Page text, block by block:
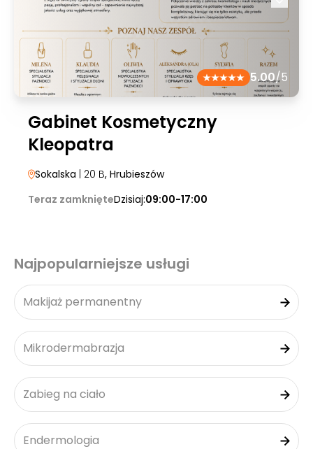
5.00/5
Gabinet Kosmetyczny
Kleopatra
Sokalska | 20 B, Hrubieszów
Teraz zamknięteDzisiaj:09:00-17:00
Najpopularniejsze usługi
Makijaż permanentny
Mikrodermabrazja
Zabieg na ciało
Endermologia